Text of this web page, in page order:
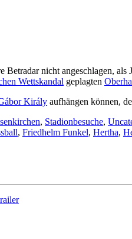
Betradar nicht angeschlagen,
Wettskandal geplagten
Király aufhängen können,
, Stadionbesuche,
, Friedhelm Funkel, Hertha,